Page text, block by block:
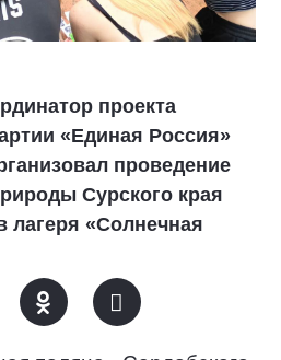
проекта
«Единая Россия»
проведение
Сурского края
лагеря «Солнечная